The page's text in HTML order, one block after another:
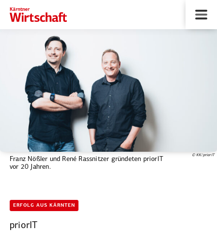
Franz Nößler und René Rassnitzer gründeten priorIT
vor 20 Jahren.
© KK/priorIT
ERFOLG AUS KÄRNTEN
priorIT